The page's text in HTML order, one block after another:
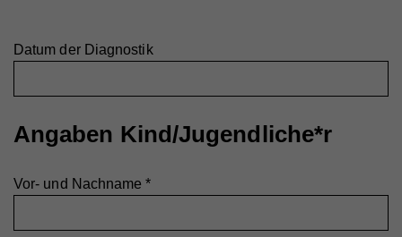
Datum der Diagnostik
Angaben Kind/Jugendliche*r
Vor- und Nachname*